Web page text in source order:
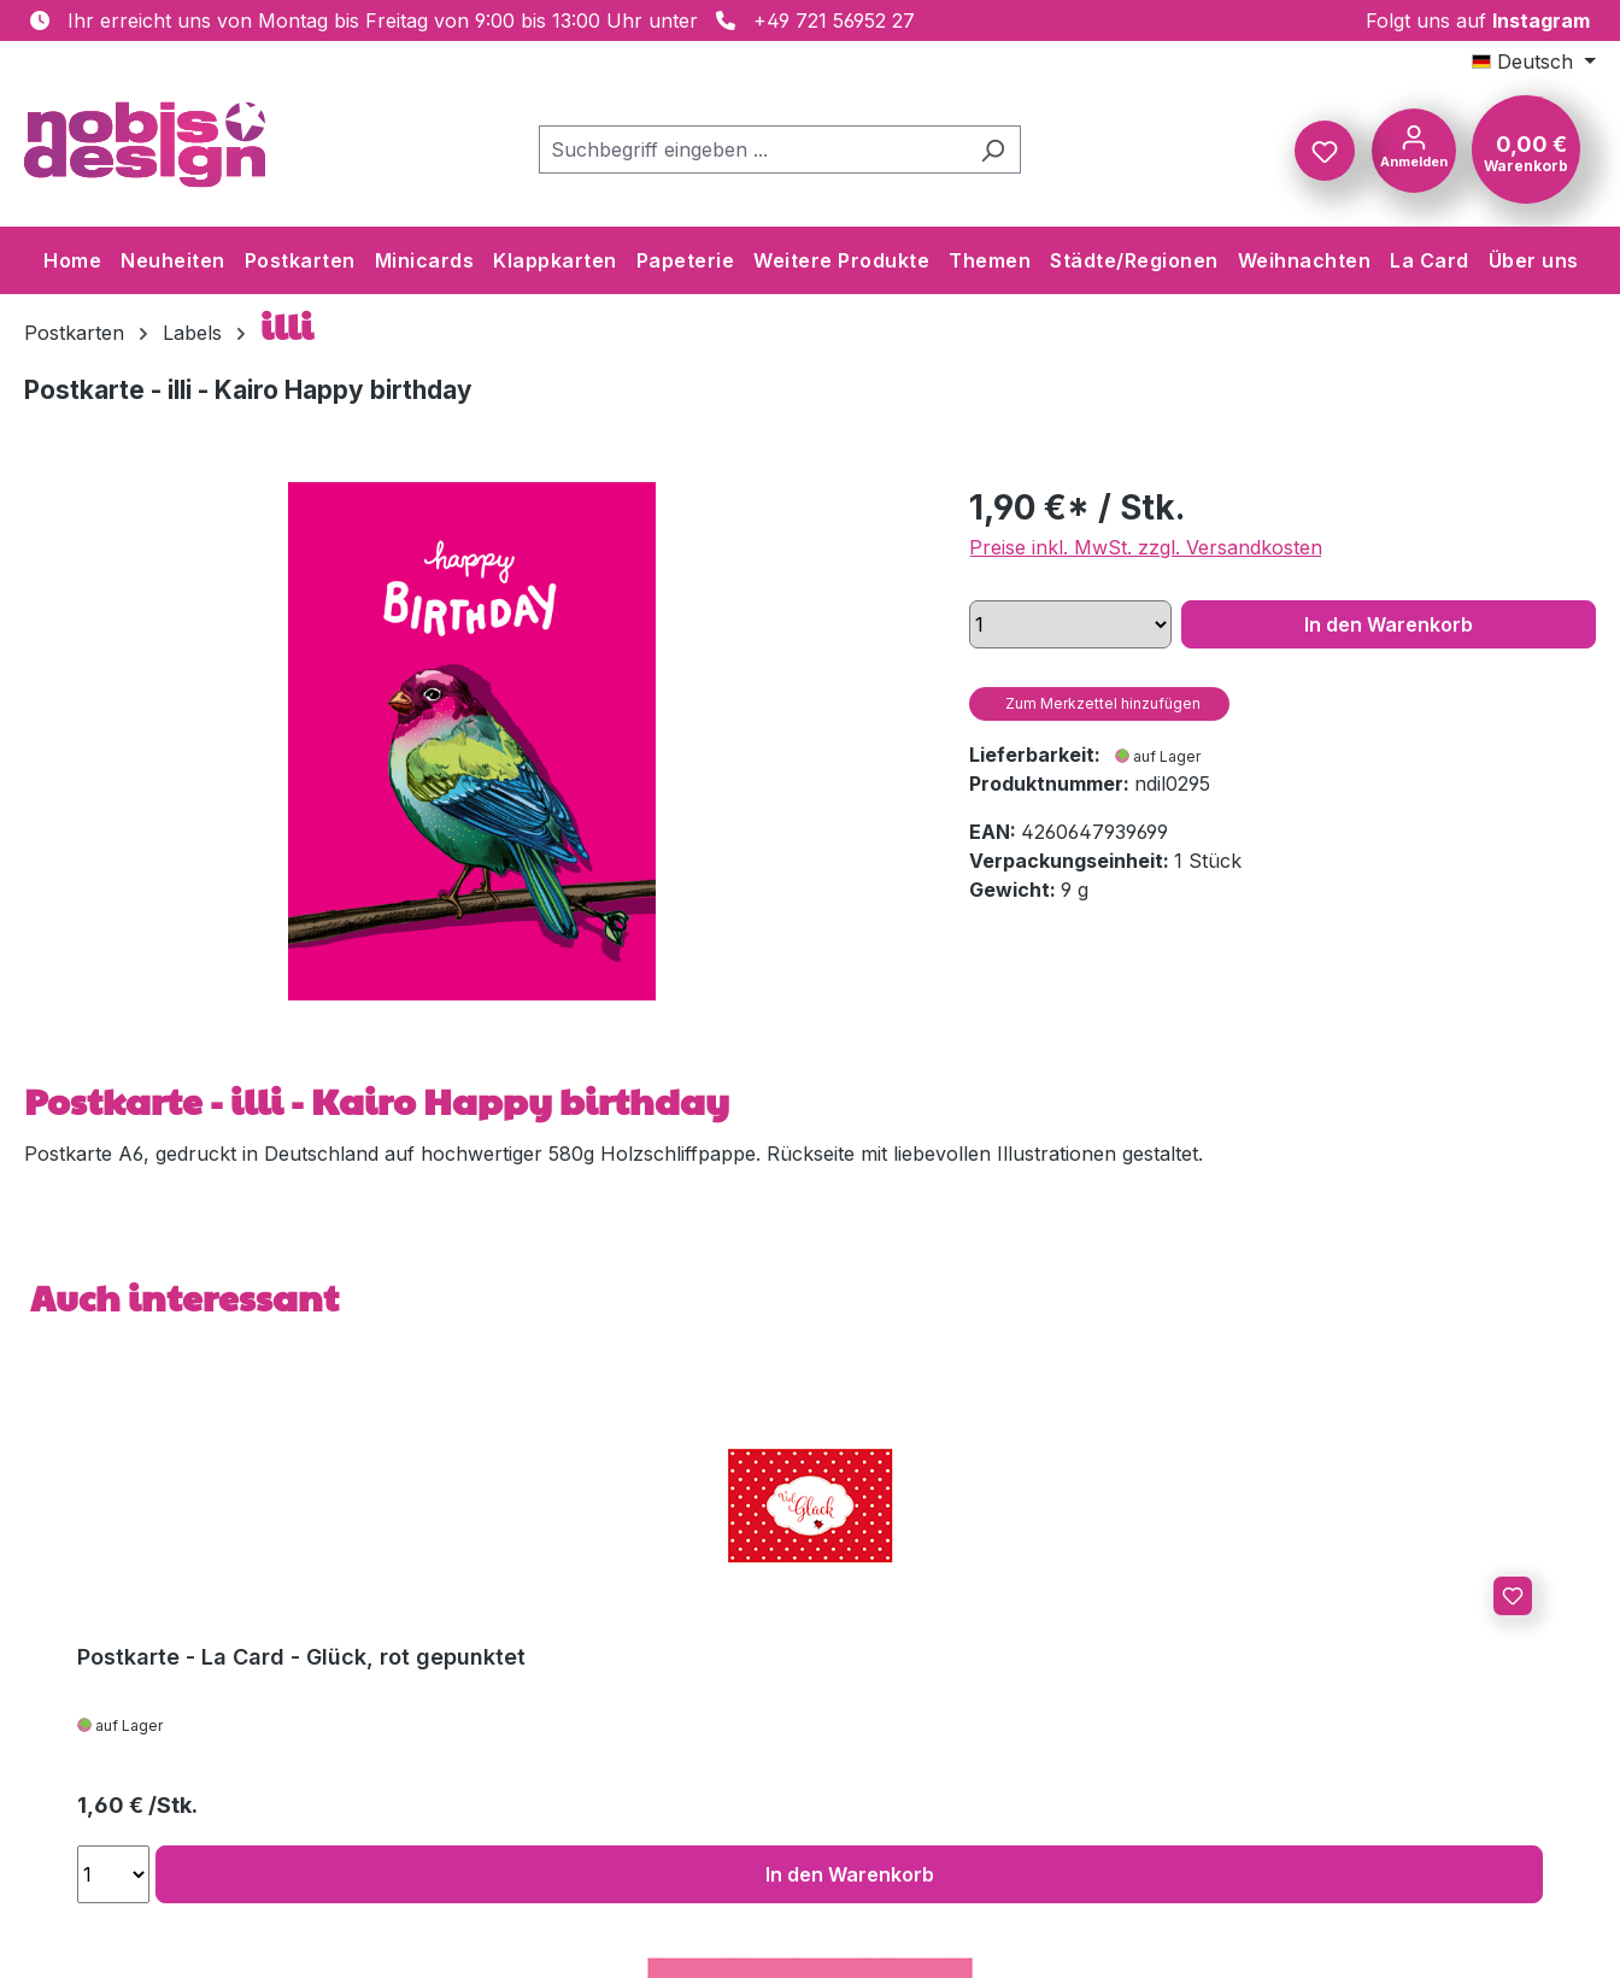
Hauptinhalt springen
Zur Suche springen
Zur Hauptnavigation springen
Ihr erreicht uns von Montag bis Freitag von 9:00 bis 13:00 Uhr unter +49 721 56952 27 Folgt uns auf Instagram
Deutsch
Anmelden
0,00 €
Warenkorb
Home Neuheiten Postkarten Minicards Klappkarten Papeterie Weitere Produkte Themen Städte/Regionen Weihnachten La Card Über uns
Postkarten Labels illi
Postkarte - illi - Kairo Happy birthday
1,90 €* / Stk.
Preise inkl. MwSt. zzgl. Versandkosten
In den Warenkorb
Zum Merkzettel hinzufügen
Lieferbarkeit: auf Lager
Produktnummer: ndil0295
EAN: 4260647939699
Verpackungseinheit: 1 Stück
Gewicht: 9 g
Postkarte - illi - Kairo Happy birthday
Postkarte A6, gedruckt in Deutschland auf hochwertiger 580g Holzschliffpappe. Rückseite mit liebevollen Illustrationen gestaltet.
Produktgalerie überspringen
Auch interessant
Postkarte - La Card - Glück, rot gepunktet
auf Lager
Regulärer Preis:
1,60 €
In den Warenkorb